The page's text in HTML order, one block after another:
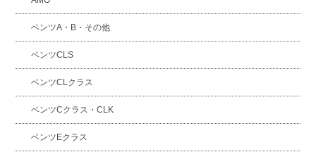
ベンツA・B・その他
ベンツCLS
ベンツCLクラス
ベンツCクラス・CLK
ベンツEクラス